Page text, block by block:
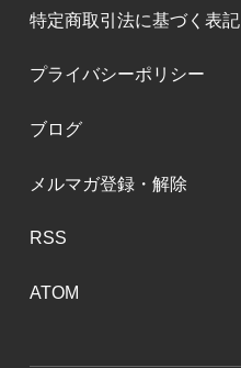
特定商取引法に基づく表記
プライバシーポリシー
ブログ
メルマガ登録・解除
RSS
ATOM